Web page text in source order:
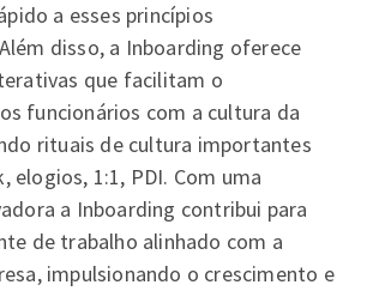
a esses princípios
disso, a Inboarding oferece
que facilitam o
funcionários com a cultura da
rituais de cultura importantes
elogios, 1:1, PDI. Com uma
a Inboarding contribui para
de trabalho alinhado com a
impulsionando o crescimento e